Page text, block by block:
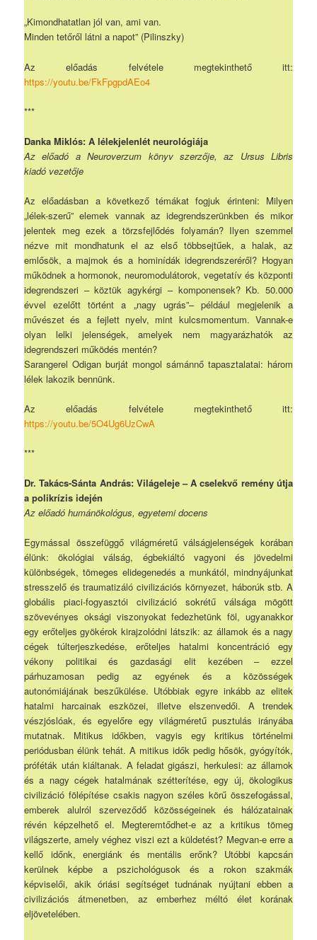
„Kimondhatatlan jól van, ami van.
Minden tetőről látni a napot” (Pilinszky)
Az előadás felvétele megtekinthető itt:
https://youtu.be/FkFpgpdAEo4
***
Danka Miklós: A lélekjelenlét neurológiája
Az előadó a Neuroverzum könyv szerzője, az Ursus Libris
kiadó vezetője
Az előadásban a következő témákat fogjuk érinteni: Milyen
„lélek-szerű” elemek vannak az idegrendszerünkben és mikor
jelentek meg ezek a törzsfejlődés folyamán? Ilyen szemmel
nézve mit mondhatunk el az első többsejtűek, a halak, az
emlősök, a majmok és a hominídák idegrendszeréről? Hogyan
működnek a hormonok, neuromodulátorok, vegetatív és központi
idegrendszeri – köztük agykérgi – komponensek? Kb. 50.000
évvel ezelőtt történt a „nagy ugrás”– például megjelenik a
művészet és a fejlett nyelv, mint kulcsmomentum. Vannak-e
olyan lelki jelenségek, amelyek nem magyarázhatók az
idegrendszeri működés mentén?
Sarangerel Odigan burját mongol sámánnő tapasztalatai: három
lélek lakozik bennünk.
Az előadás felvétele megtekinthető itt:
https://youtu.be/5O4Ug6UzCwA
***
Dr. Takács-Sánta András: Világeleje – A cselekvő remény útja
a polikrízis idején
Az előadó humánökológus, egyetemi docens
Egymással összefüggő világméretű válságjelenségek korában
élünk: ökológiai válság, égbekiáltó vagyoni és jövedelmi
különbségek, tömeges elidegenedés a munkától, mindnyájunkat
stresszelő és traumatizáló civilizációs környezet, háborúk stb. A
globális piaci-fogyasztói civilizáció sokrétű válsága mögött
szövevényes oksági viszonyokat fedezhetünk föl, ugyanakkor
egy erőteljes gyökérok kirajzolódni látszik: az államok és a nagy
cégek túlterjeszkedése, erőteljes hatalmi koncentráció egy
vékony politikai és gazdasági elit kezében – ezzel
párhuzamosan pedig az egyének és a közösségek
autonómiájának beszűkülése. Utóbbiak egyre inkább az elitek
hatalmi harcainak eszközei, illetve elszenvedői. A trendek
vészjóslóak, és egyelőre egy világméretű pusztulás irányába
mutatnak. Mitikus időkben, vagyis egy kritikus történelmi
periódusban élünk tehát. A mitikus idők pedig hősök, gyógyítók,
próféták után kiáltanak. A feladat gigászi, herkulesi: az államok
és a nagy cégek hatalmának szétterítése, egy új, ökologikus
civilizáció fölépítése csakis nagyon széles körű összefogással,
emberek alulról szerveződő közösségeinek és hálózatainak
révén képzelhető el. Megteremtődhet-e az a kritikus tömeg
világszerte, amely véghez viszi ezt a küldetést? Megvan-e erre a
kellő időnk, energiánk és mentális erőnk? Utóbbi kapcsán
kerülnek képbe a pszichológusok és a rokon szakmák
képviselői, akik óriási segítséget tudnának nyújtani ebben a
civilizációs átmenetben, az emberhez méltó élet korának
eljövetelében.